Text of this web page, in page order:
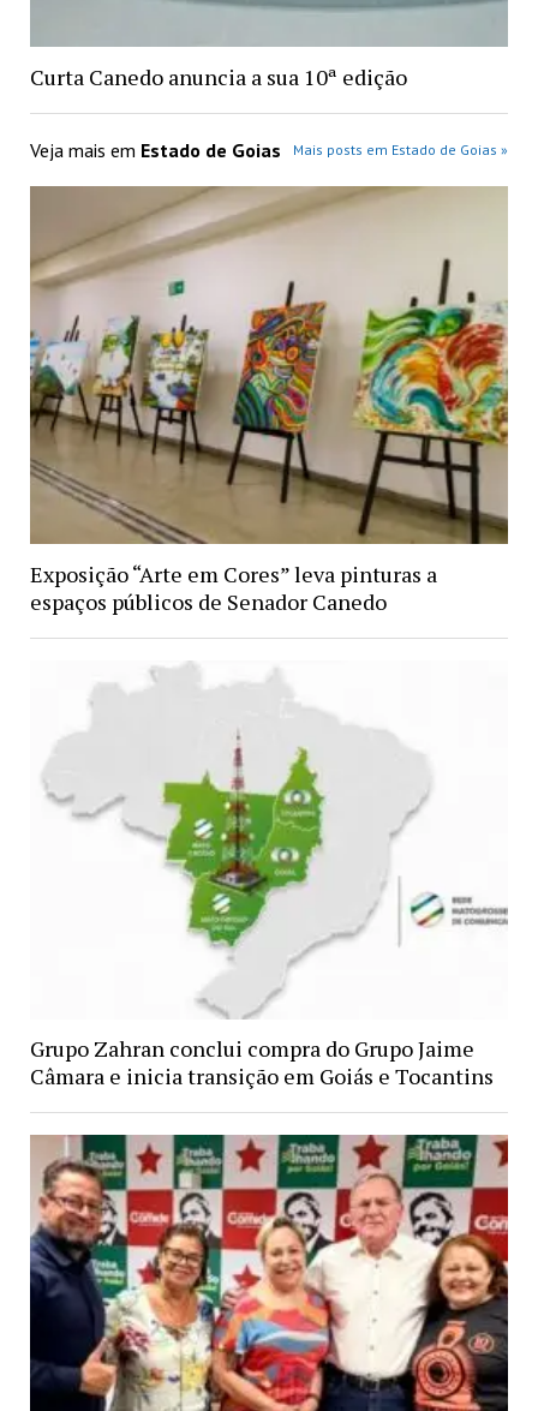
Curta Canedo anuncia a sua 10ª edição
Veja mais em Estado de Goias Mais posts em Estado de Goias »
Exposição “Arte em Cores” leva pinturas a
espaços públicos de Senador Canedo
Grupo Zahran conclui compra do Grupo Jaime
Câmara e inicia transição em Goiás e Tocantins